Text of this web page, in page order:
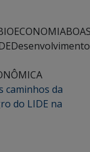
Desenvolvimento
caminhos da
do LIDE na